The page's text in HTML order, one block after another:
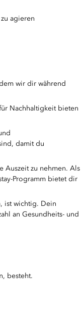
agieren
wir dir während
Nachhaltigkeit bieten
damit du
Auszeit zu nehmen. Als
Programm bietet dir
ist wichtig. Dein
an Gesundheits- und
besteht.